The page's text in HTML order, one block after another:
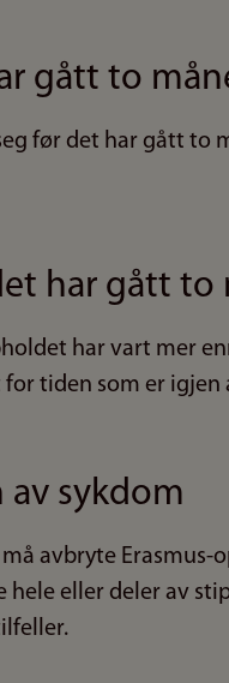
gått to
før det har gått to
har gått to
har vart mer
tiden som er
av sykdom
avbryte
hele eller deler av